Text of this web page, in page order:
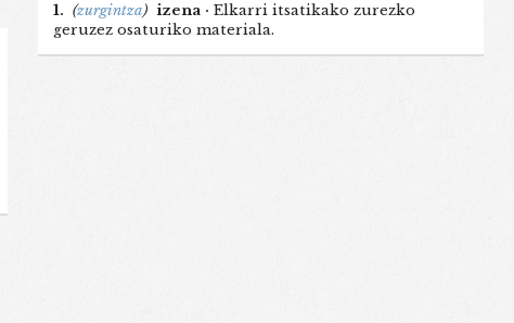
1. (zurgintza) izena · Elkarri itsatikako zurezko
geruzez osaturiko materiala.